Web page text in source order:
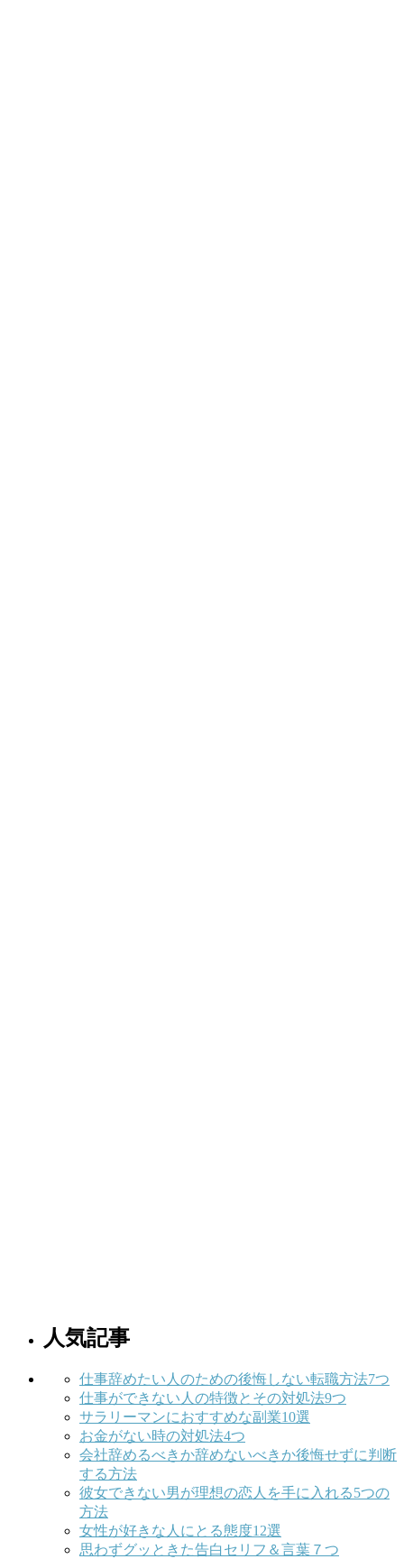
人気記事
仕事辞めたい人のための後悔しない転職方法7つ
仕事ができない人の特徴とその対処法9つ
サラリーマンにおすすめな副業10選
お金がない時の対処法4つ
会社辞めるべきか辞めないべきか後悔せずに判断
する方法
彼女できない男が理想の恋人を手に入れる5つの
方法
女性が好きな人にとる態度12選
思わずグッときた告白セリフ＆言葉７つ